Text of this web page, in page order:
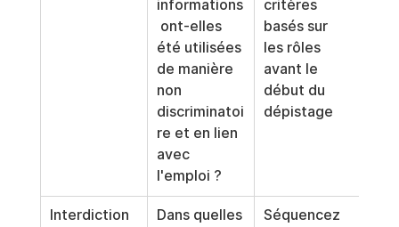
informations
ont-elles
été utilisées
de manière
non
discriminatoi
re et en lien
avec
l'emploi ?
critères
basés sur
les rôles
avant le
début du
dépistage
Interdiction
Dans quelles
Séquencez